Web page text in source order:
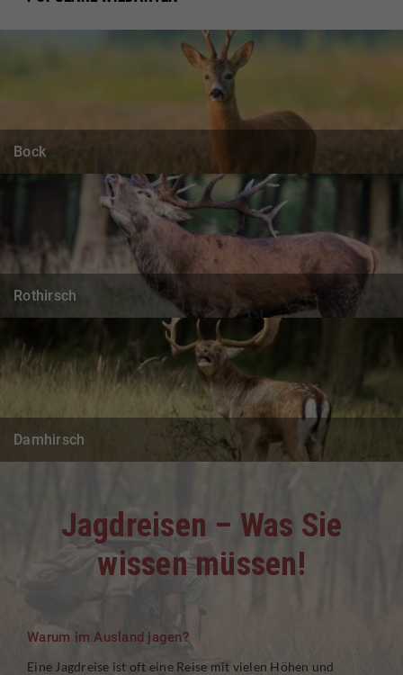
Bock
Rothirsch
Damhirsch
Jagdreisen – Was Sie
wissen müssen!
Warum im Ausland jagen?
Eine Jagdreise ist oft eine Reise mit vielen Höhen und